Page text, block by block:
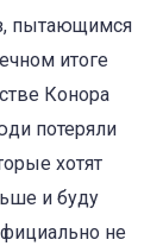
пытающимся
итоге
Конора
потеряли
хотят
и буду
не